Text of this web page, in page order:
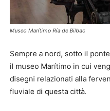
Museo Marítimo Ría de Bilbao
Sempre a nord, sotto il
il museo Marítimo in cui
disegni relazionati alla
fluviale di questa città.